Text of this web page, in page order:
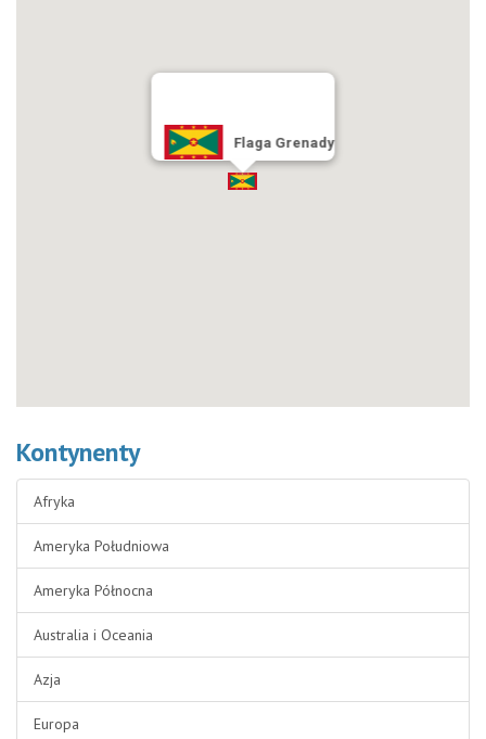
Flaga Grenady
Kontynenty
Afryka
Ameryka Południowa
Ameryka Północna
Australia i Oceania
Azja
Europa